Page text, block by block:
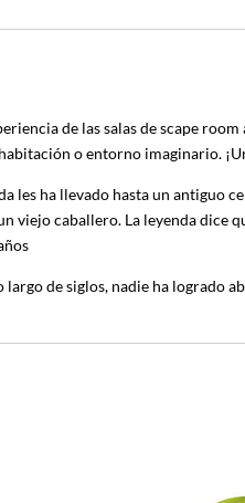
de las salas de scape
o entorno imaginario.
les ha llevado hasta un antiguo
caballero. La leyenda dice
largo de siglos, nadie ha logrado